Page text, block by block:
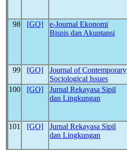
98 [GO]
e-Journal Ekonomi
Bisnis dan Akuntansi
99
[GO]
Journal of Contemporary
Sociological Issues
100 [GO]
Jurnal Rekayasa Sipil
dan Lingkungan
101 [GO]
Jurnal Rekayasa Sipil
dan Lingkungan